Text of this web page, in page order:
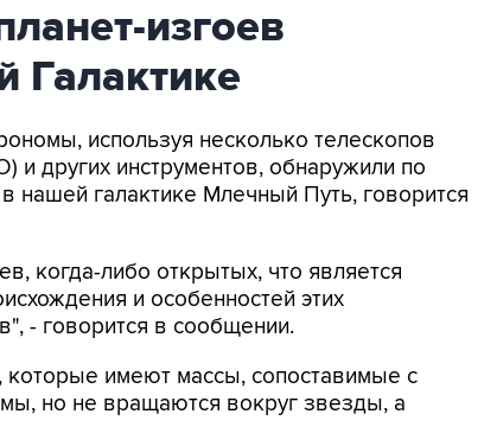
изгоев
Галактике
используя несколько телескопов
других инструментов, обнаружили по
галактике Млечный Путь, говорится
когда-либо открытых, что является
и особенностей этих
- говорится в сообщении.
имеют массы, сопоставимые с
но не вращаются вокруг звезды, а